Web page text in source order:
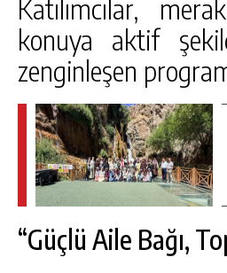
Katılımcılar,
konuya aktif
zenginleşen
“Güçlü Aile Bağı,